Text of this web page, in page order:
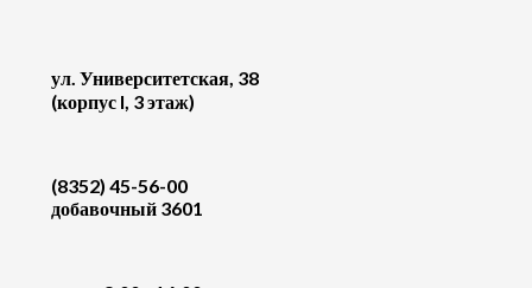
ул. Университетская, 38
(корпус I, 3 этаж)
(8352) 45-56-00
добавочный 3601